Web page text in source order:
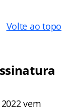
Volte ao topo
vem